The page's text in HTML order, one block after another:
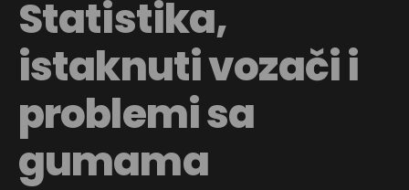
Statistika,
istaknuti vozači i
problemi sa
gumama